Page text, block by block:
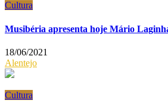
Cultura
Musibéria apresenta hoje Mário
18/06/2021
Alentejo
Cultura